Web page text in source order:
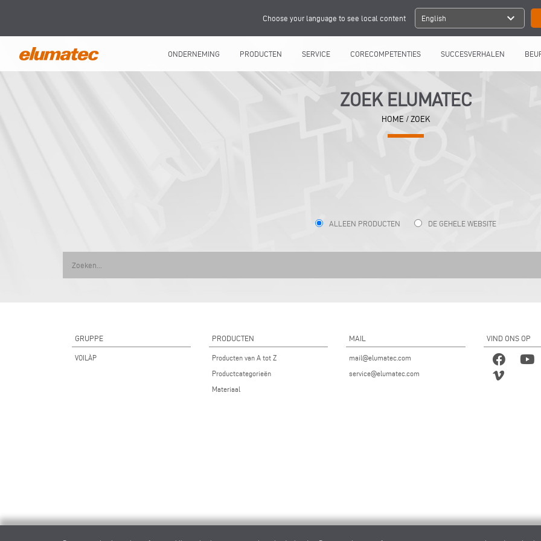
Choose your language to see local content English expand_more
ONDERNEMING PRODUCTEN SERVICE CORECOMPETENTIES SUCCESVERHALEN
ZOEK ELUMATEC
HOME / ZOEK
ALLEEN PRODUCTEN DE GEHELE WEBSITE
GRUPPE
VOILÀP
PRODUCTEN
Producten van A tot Z
Productcategorieën
Materiaal
MAIL
mail@elumatec.com
service@elumatec.com
VIND ONS OP